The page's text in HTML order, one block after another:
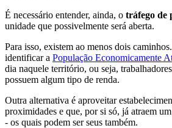
É necessário entender, ainda, o tráfego de
unidade que possivelmente será aberta.
Para isso, existem ao menos dois
identificar a População Economicamente
dia naquele território, ou seja,
possuem algum tipo de renda.
Outra alternativa é aproveitar
proximidades e que, por si só, já atraem
- os quais podem ser seus também.